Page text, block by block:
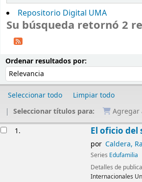
Repositorio Digital UMA
Su búsqueda retornó 2
Ordenar resultados por:
Seleccionar todo
Limpiar todo
Seleccionar títulos para:
Agregar
1. El oficio del
por Caldera,
Series Edufamilia
Detalles de
Internacionales